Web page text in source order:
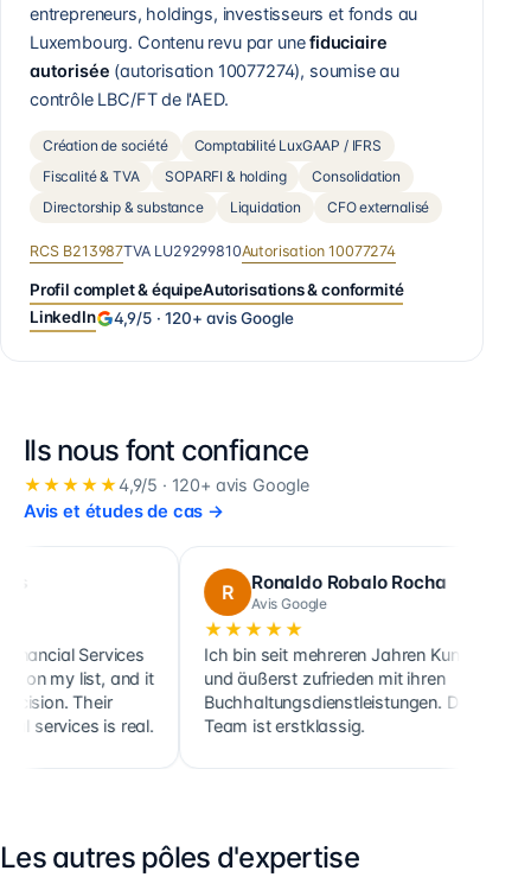
entrepreneurs, holdings, investisseurs et fonds au
Luxembourg. Contenu revu par unefiduciaire
autorisée (autorisation 10077274), soumise au
contrôle LBC/FT de l'AED.
Création de société
Comptabilité LuxGAAP / IFRS
Fiscalité & TVA
SOPARFI & holding
Consolidation
Directorship & substance
Liquidation CFO externalisé
RCS B213987TVA LU29299810Autorisation 10077274
Profil complet & équipeAutorisations & conformité
LinkedIn
4,9/5 ·120+ avis Google
Ils nous font confiance
★★★★★4,9/5 · 120+ avis Google
Avis et études de cas →
Services
list, and it
Their
is real.
Ronaldo Robalo Rocha
Avis Google
★★★★★
Ich bin seit mehreren Jahren Kunde
und äußerst zufrieden mit ihren
Buchhaltungsdienstleistungen. Das
Team ist erstklassig.
Les autres pôles d'expertise